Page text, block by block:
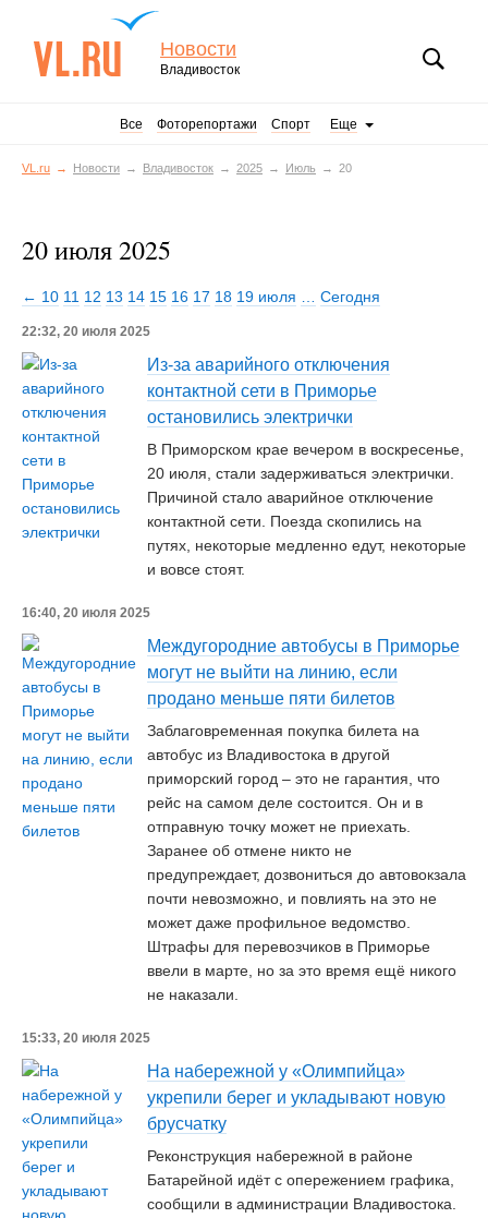
Новости
Владивосток
Все Фоторепортажи Спорт Еще
VL.ru Новости Владивосток 2025 Июль 20
20 июля 2025
← 10 11 12 13 14 15 16 17 18 19 июля Сегодня
22:32, 20 июля 2025
Из-за аварийного отключения
контактной сети в Приморье
остановились электрички
В Приморском крае вечером в воскресенье,
20 июля, стали задерживаться электрички.
Причиной стало аварийное отключение
контактной сети. Поезда скопились на
путях, некоторые медленно едут, некоторые
и вовсе стоят.
16:40, 20 июля 2025
Междугородние автобусы в Приморье
могут не выйти на линию, если
продано меньше пяти билетов
Заблаговременная покупка билета на
автобус из Владивостока в другой
приморский город – это не гарантия, что
рейс на самом деле состоится. Он и в
отправную точку может не приехать.
Заранее об отмене никто не
предупреждает, дозвониться до автовокзала
почти невозможно, и повлиять на это не
может даже профильное ведомство.
Штрафы для перевозчиков в Приморье
ввели в марте, но за это время ещё никого
не наказали.
15:33, 20 июля 2025
На набережной у «Олимпийца»
укрепили берег и укладывают новую
брусчатку
Реконструкция набережной в районе
Батарейной идёт с опережением графика,
сообщили в администрации Владивостока.